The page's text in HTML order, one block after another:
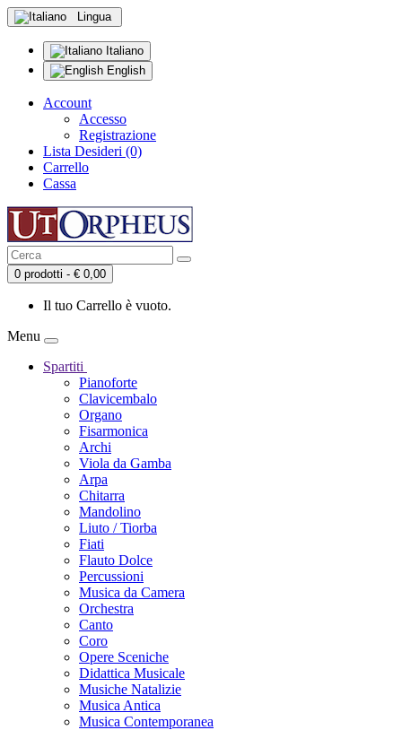
Lingua
Italiano
English
Account
Accesso
Registrazione
Lista Desideri (0)
Carrello
Cassa
0 prodotti - € 0,00
Il tuo Carrello è vuoto.
Menu
Spartiti
Pianoforte
Clavicembalo
Organo
Fisarmonica
Archi
Viola da Gamba
Arpa
Chitarra
Mandolino
Liuto / Tiorba
Fiati
Flauto Dolce
Percussioni
Musica da Camera
Orchestra
Canto
Coro
Opere Sceniche
Didattica Musicale
Musiche Natalizie
Musica Antica
Musica Contemporanea